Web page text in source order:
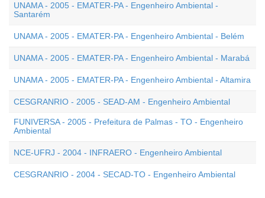
UNAMA - 2005 - EMATER-PA - Engenheiro Ambiental -
Santarém
UNAMA - 2005 - EMATER-PA - Engenheiro Ambiental - Belém
UNAMA - 2005 - EMATER-PA - Engenheiro Ambiental - Marabá
UNAMA - 2005 - EMATER-PA - Engenheiro Ambiental - Altamira
CESGRANRIO - 2005 - SEAD-AM - Engenheiro Ambiental
FUNIVERSA - 2005 - Prefeitura de Palmas - TO - Engenheiro
Ambiental
NCE-UFRJ - 2004 - INFRAERO - Engenheiro Ambiental
CESGRANRIO - 2004 - SECAD-TO - Engenheiro Ambiental